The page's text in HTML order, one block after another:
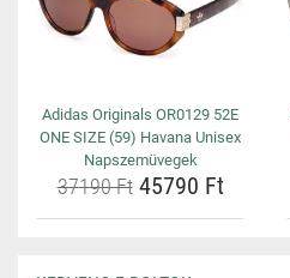
Adidas Originals OR0129 52E
ONE SIZE (59) Havana Unisex
Napszemüvegek
37190 Ft45790 Ft